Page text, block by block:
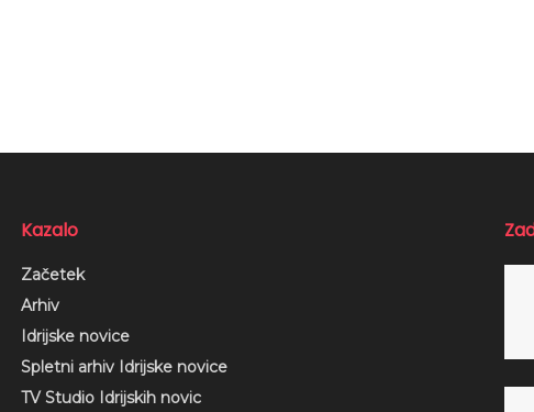
Kazalo
Začetek
Arhiv
Idrijske novice
Spletni arhiv Idrijske novice
TV Studio Idrijskih novic